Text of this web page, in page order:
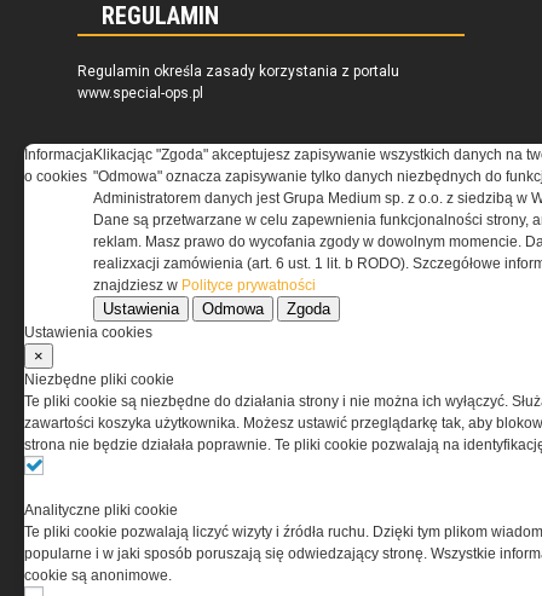
REGULAMIN
Regulamin określa zasady korzystania z portalu
www.special-ops.pl
Korzystanie z portalu jest równoznaczne
z zaakceptowaniem warunków ustanowionych
przez Grupa MEDIUM Spółka z ograniczoną
odpowiedzialnością Spółka komandytowa, nr KRS:
0000537655, NIP 1132860378, REGON 146393437
(zwana dalej Grupa MEDIUM) w postaci Regulaminu.
Przeczytaj regulamin
PRYWATNOŚĆ
Ta witryna wykorzystuje pliki cookies do przechowywania
informacji na Twoim komputerze. Pliki cookies stosujemy
w celu świadczenia usług na najwyższym poziomie,
w tym w sposób dostosowany do indywidualnych potrzeb.
Informacja
o cookies
Klikacjąc "Zgoda" akceptujesz zapisywanie wszystkich danych na
"Odmowa" oznacza zapisywanie tylko danych niezbędnych do
Administratorem danych jest Grupa Medium sp. z o.o. z siedzibą w
Dane są przetwarzane w celu zapewnienia funkcjonalności strony,
reklam. Masz prawo do wycofania zgody w dowolnym momencie.
realizxacji zamówienia (art. 6 ust. 1 lit. b RODO). Szczegółowe
znajdziesz w Polityce prywatności
Ustawienia Odmowa Zgoda
Ustawienia cookies
×
Niezbędne pliki cookie
Te pliki cookie są niezbędne do działania strony i nie można ich wyłączyć.
zawartości koszyka użytkownika. Możesz ustawić przeglądarkę tak, aby
strona nie będzie działała poprawnie. Te pliki cookie pozwalają na
Analityczne pliki cookie
Te pliki cookie pozwalają liczyć wizyty i źródła ruchu. Dzięki tym plikom
popularne i w jaki sposób poruszają się odwiedzający stronę. Wszystkie
cookie są anonimowe.